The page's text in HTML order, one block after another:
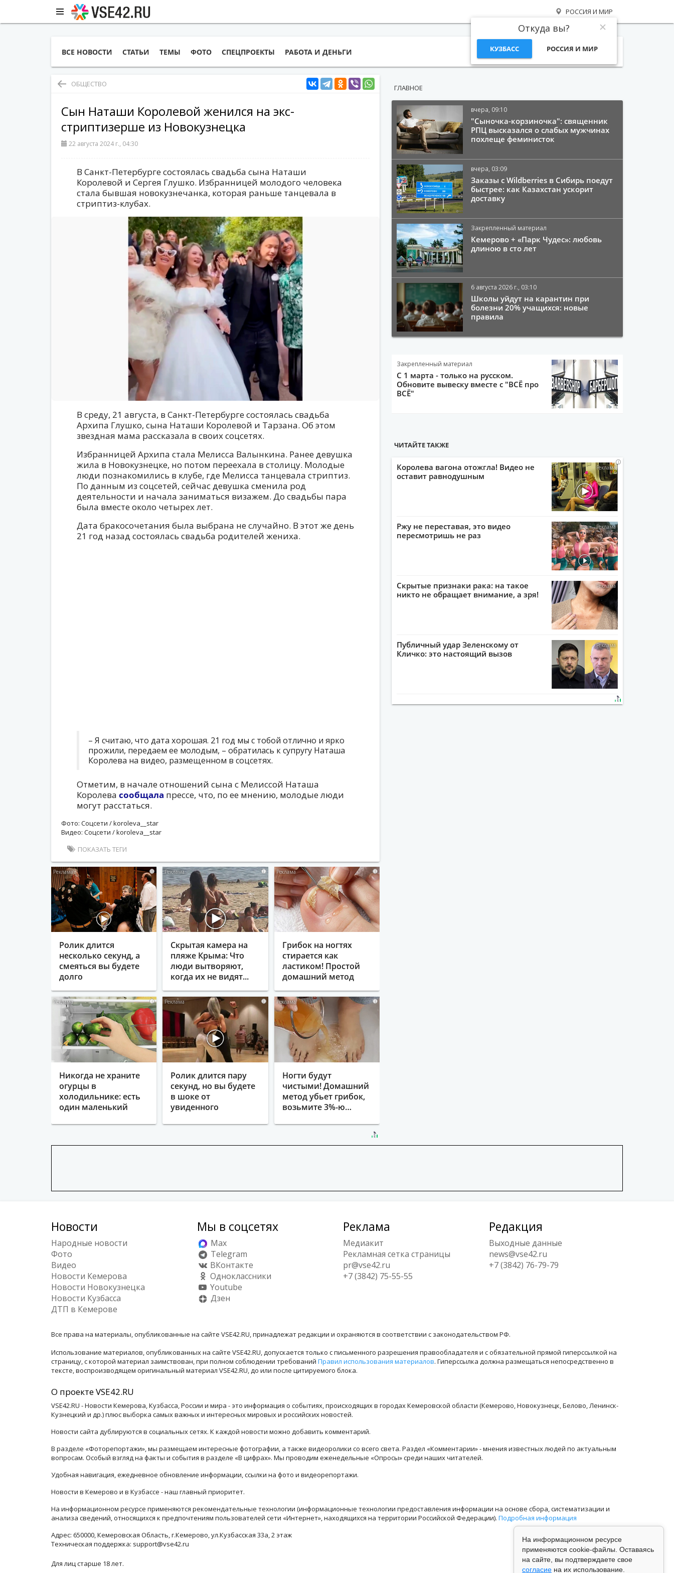
РОССИЯ И МИР
Откуда вы?
КУЗБАСС РОССИЯ И МИР
ВСЕ НОВОСТИ СТАТЬИ ТЕМЫ ФОТО СПЕЦПРОЕКТЫ РАБОТА И ДЕНЬГИ
ОБЩЕСТВО
Сын Наташи Королевой женился на экс-
стриптизерше из Новокузнецка
22 августа 2024 г., 04:30
В Санкт-Петербурге состоялась свадьба сына Наташи
Королевой и Сергея Глушко. Избранницей молодого человека
стала бывшая новокузнечанка, которая раньше танцевала в
стриптиз-клубах.
В среду, 21 августа, в Санкт-Петербурге состоялась свадьба
Архипа Глушко, сына Наташи Королевой и Тарзана. Об этом
звездная мама рассказала в своих соцсетях.
Избранницей Архипа стала Мелисса Валынкина. Ранее девушка
жила в Новокузнецке, но потом переехала в столицу. Молодые
люди познакомились в клубе, где Мелисса танцевала стриптиз.
По данным из соцсетей, сейчас девушка сменила род
деятельности и начала заниматься визажем. До свадьбы пара
была вместе около четырех лет.
Дата бракосочетания была выбрана не случайно. В этот же день
21 год назад состоялась свадьба родителей жениха.
– Я считаю, что дата хорошая. 21 год мы с тобой отлично и ярко
прожили, передаем ее молодым, – обратилась к супругу Наташа
Королева на видео, размещенном в соцсетях.
Отметим, в начале отношений сына с Мелиссой Наташа
Королева сообщала прессе, что, по ее мнению, молодые люди
могут расстаться.
Фото: Соцсети / koroleva__star
Видео: Соцсети / koroleva__star
ПОКАЗАТЬ ТЕГИ
i
Ролик длится
несколько секунд, а
смеяться вы будете
долго
i
Скрытая камера на
пляже Крыма: Что
люди вытворяют,
когда их не видят...
i
Грибок на ногтях
стирается как
ластиком! Простой
домашний метод
i
Никогда не храните
огурцы в
холодильнике: есть
один маленький
i
Ролик длится пару
секунд, но вы будете
в шоке от
увиденного
i
Ногти будут
чистыми! Домашний
метод убьет грибок,
возьмите 3%-ю…
ГЛАВНОЕ
вчера, 09:10
"Сыночка-корзиночка": священник
РПЦ высказался о слабых мужчинах
похлеще феминисток
вчера, 03:09
Заказы с Wildberries в Сибирь поедут
быстрее: как Казахстан ускорит
доставку
Закрепленный материал
Кемерово + «Парк Чудес»: любовь
длиною в сто лет
6 августа 2026 г., 03:10
Школы уйдут на карантин при
болезни 20% учащихся: новые
правила
Закрепленный материал
С 1 марта - только на русском.
Обновите вывеску вместе с "ВСЁ про
ВСЁ"
ЧИТАЙТЕ ТАКЖЕ
i
Королева вагона отожгла! Видео не
оставит равнодушным
i
Ржу не переставая, это видео
пересмотришь не раз
i
Скрытые признаки рака: на такое
никто не обращает внимание, а зря!
i
Публичный удар Зеленскому от
Кличко: это настоящий вызов
Новости
Народные новости
Фото
Видео
Новости Кемерова
Новости Новокузнецка
Новости Кузбасса
ДТП в Кемерове
Мы в соцсетях
Max
Telegram
ВКонтакте
Одноклассники
Youtube
Дзен
Реклама
Медиакит
Рекламная сетка страницы
pr@vse42.ru
+7 (3842) 75-55-55
Редакция
Выходные данные
news@vse42.ru
+7 (3842) 76-79-79
Все права на материалы, опубликованные на сайте VSE42.RU, принадлежат редакции и охраняются в соответствии с законодательством РФ.
Использование материалов, опубликованных на сайте VSE42.RU, допускается только с письменного разрешения правообладателя и с обязательной прямой гиперссылкой на
страницу, с которой материал заимствован, при полном соблюдении требований Правил использования материалов. Гиперссылка должна размещаться непосредственно в
тексте, воспроизводящем оригинальный материал VSE42.RU, до или после цитируемого блока.
О проекте VSE42.RU
VSE42.RU - Новости Кемерова, Кузбасса, России и мира - это информация о событиях, происходящих в городах Кемеровской области (Кемерово, Новокузнецк, Белово, Ленинск-
Кузнецкий и др.) плюс выборка самых важных и интересных мировых и российских новостей.
Новости сайта дублируются в социальных сетях. К каждой новости можно добавить комментарий.
В разделе «Фоторепортажи», мы размещаем интересные фотографии, а также видеоролики со всего света. Раздел «Комментарии» - мнения известных людей по актуальным
вопросам. Особый взгляд на факты и события в разделе «В цифрах». Мы проводим еженедельные «Опросы» среди наших читателей.
Удобная навигация, ежедневное обновление информации, ссылки на фото и видеорепортажи.
Новости в Кемерово и в Кузбассе - наш главный приоритет.
На информационном ресурсе применяются рекомендательные технологии (информационные технологии предоставления информации на основе сбора, систематизации и
анализа сведений, относящихся к предпочтениям пользователей сети «Интернет», находящихся на территории Российской Федерации). Подробная информация
Адрес: 650000, Кемеровская Область, г.Кемерово, ул.Кузбасская 33а, 2 этаж
Техническая поддержка: support@vse42.ru
Для лиц старше 18 лет.
На информационном ресурсе
применяются cookie-файлы. Оставаясь
на сайте, вы подтверждаете свое
согласие на их использование.